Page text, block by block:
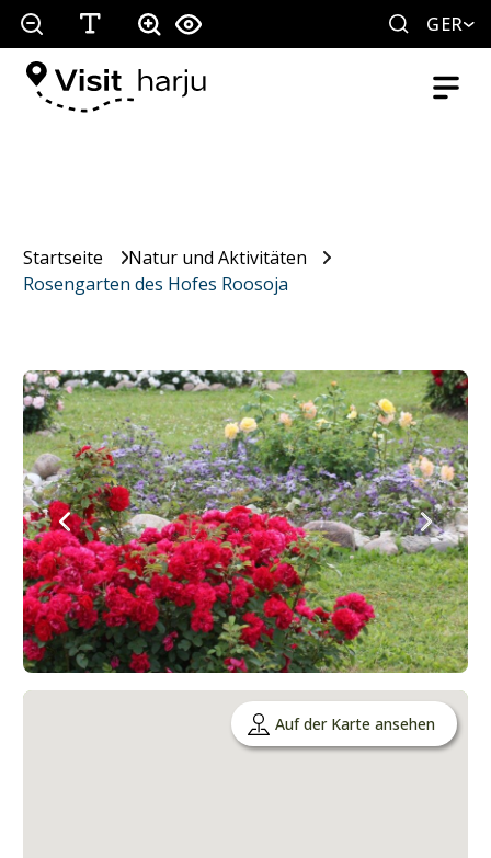
GER
Startseite
Natur und Aktivitäten
Rosengarten des Hofes Roosoja
Auf der Karte ansehen